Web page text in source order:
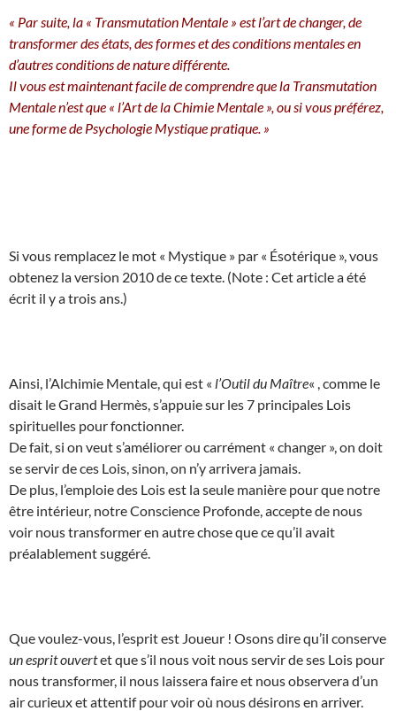
« Par suite, la « Transmutation Mentale » est l’art de changer, de
transformer des états, des formes et des conditions mentales en
d’autres conditions de nature différente.
Il vous est maintenant facile de comprendre que la Transmutation
Mentale n’est que « l’Art de la Chimie Mentale », ou si vous préférez,
une forme de Psychologie Mystique pratique. »
Si vous remplacez le mot « Mystique » par « Ésotérique », vous
obtenez la version 2010 de ce texte. (Note : Cet article a été
écrit il y a trois ans.)
Ainsi, l’Alchimie Mentale, qui est « l’Outil du Maître« , comme le
disait le Grand Hermès, s’appuie sur les 7 principales Lois
spirituelles pour fonctionner.
De fait, si on veut s’améliorer ou carrément « changer », on doit
se servir de ces Lois, sinon, on n’y arrivera jamais.
De plus, l’emploie des Lois est la seule manière pour que notre
être intérieur, notre Conscience Profonde, accepte de nous
voir nous transformer en autre chose que ce qu’il avait
préalablement suggéré.
Que voulez-vous, l’esprit est Joueur ! Osons dire qu’il conserve
un esprit ouvertet que s’il nous voit nous servir de ses Lois pour
nous transformer, il nous laissera faire et nous observera d’un
air curieux et attentif pour voir où nous désirons en arriver.